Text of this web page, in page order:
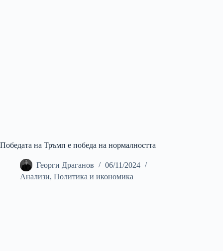
Победата на Тръмп е победа на нормалността
Георги Драганов
06/11/2024
Анализи, Политика и икономика